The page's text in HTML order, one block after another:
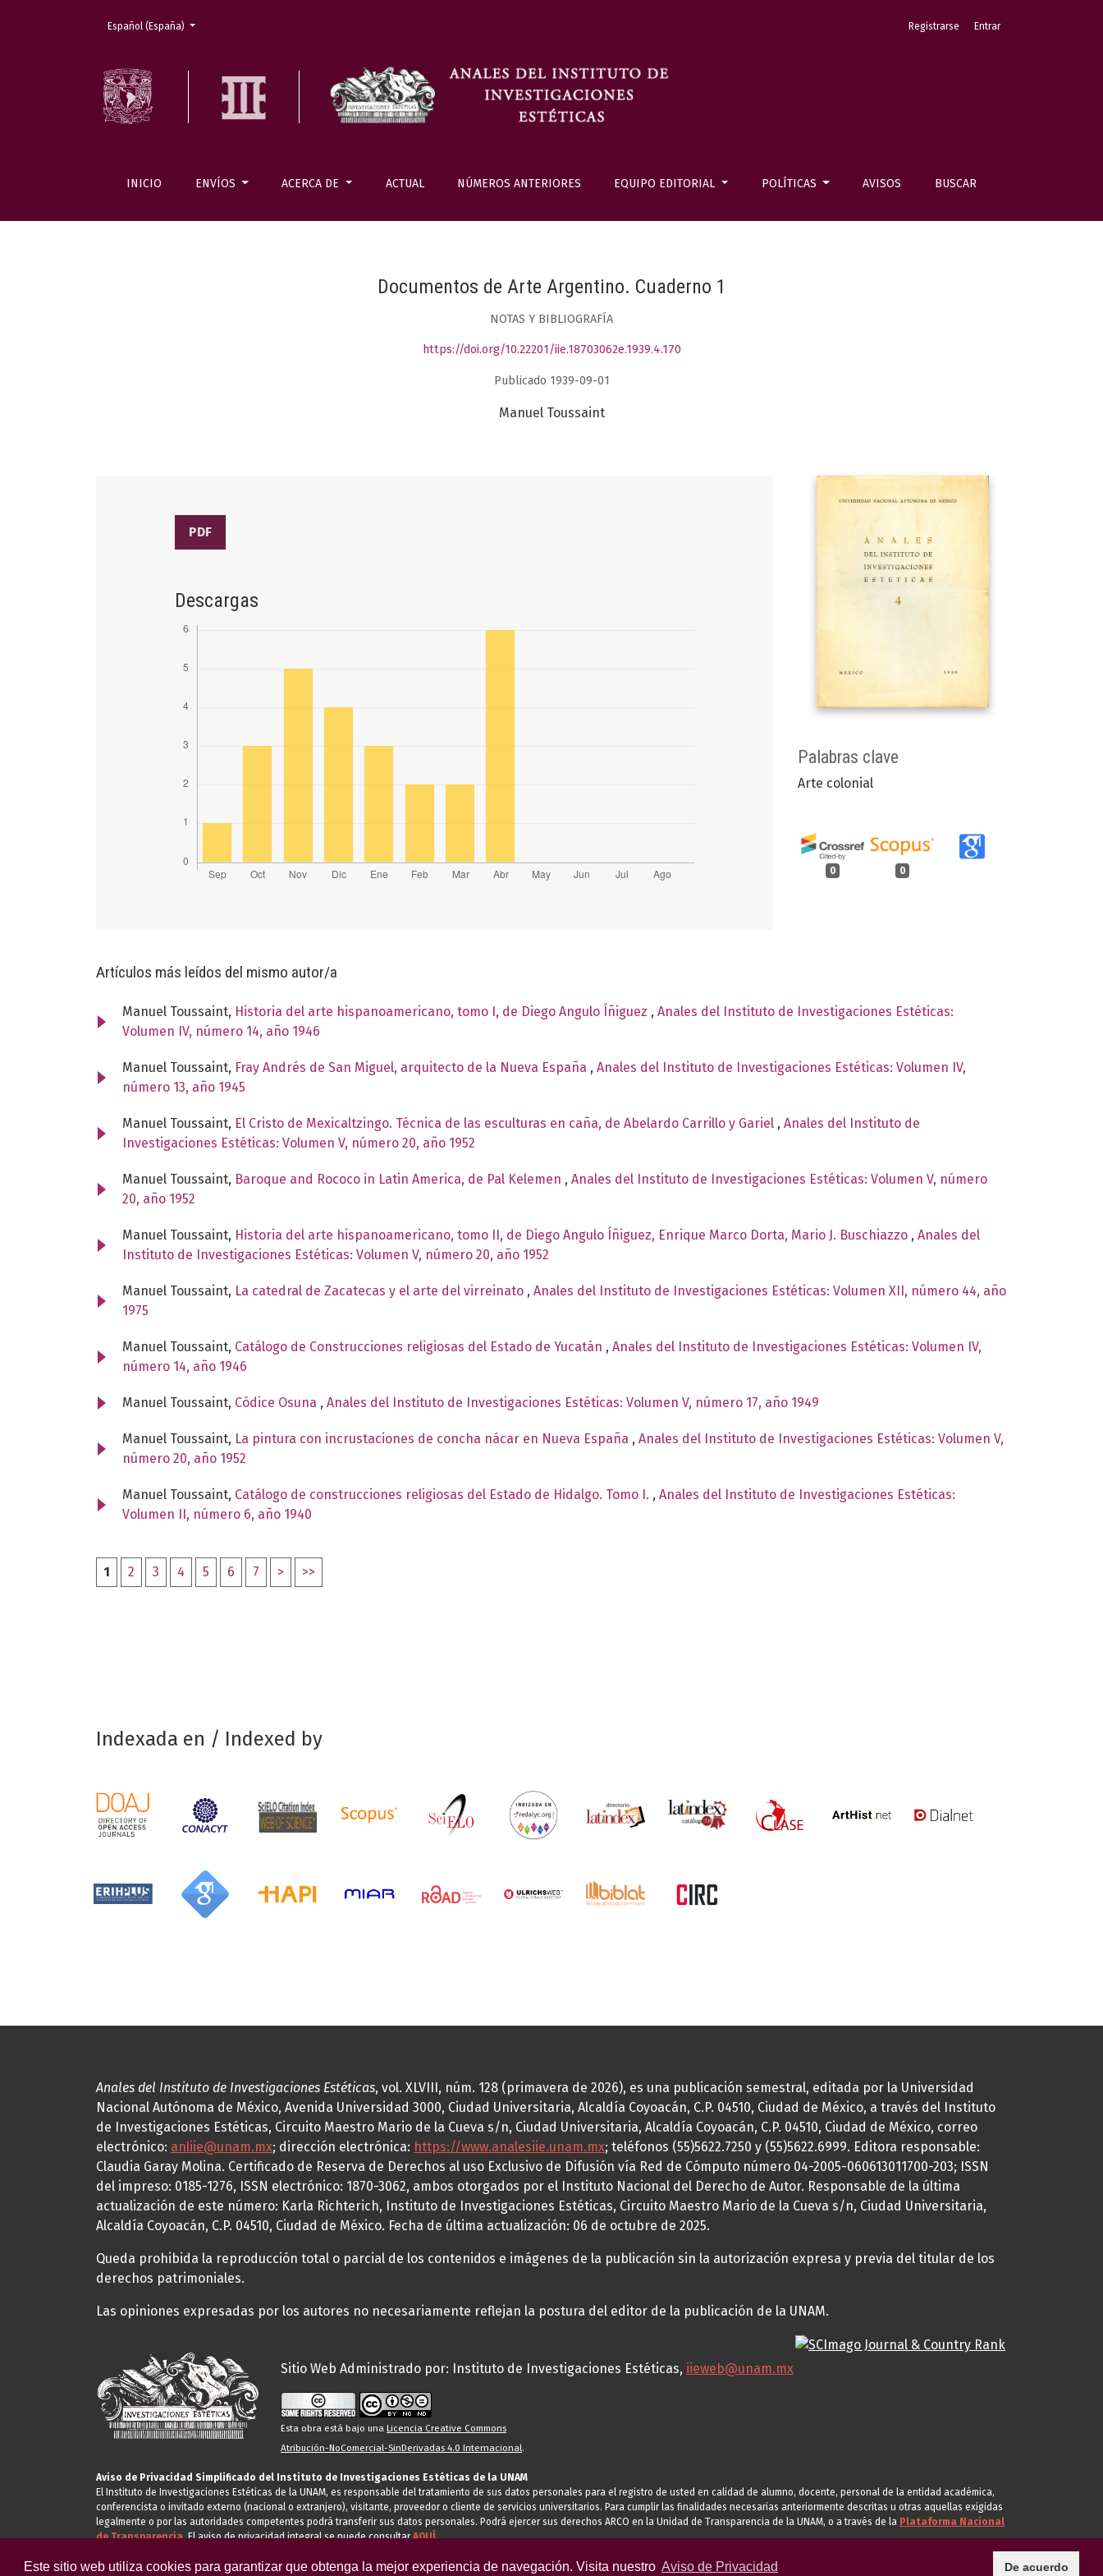
Este sitio web utiliza cookies para garantizar que obtenga la mejor experiencia de navegación. Visita nuestro Aviso de Privacidad De acuerdo
INICIO ENVÍOS ACERCA DE ACTUAL NÚMEROS ANTERIORES EQUIPO EDITORIAL POLÍTICAS AVISOS BUSCAR
Registrarse Entrar
Cambiar el idioma. El actual es:
Español (España)
Documentos de Arte Argentino. Cuaderno 1
NOTAS Y BIBLIOGRAFÍA
https://doi.org/10.22201/iie.18703062e.1939.4.170
Publicado 1939-09-01
Manuel Toussaint
Palabras clave
Arte colonial
0 0
PDF
Descargas
Artículos más leídos del mismo autor/a
Manuel Toussaint, Historia del arte hispanoamericano, tomo I, de Diego Angulo Íñiguez , Anales del Instituto de Investigaciones Estéticas:
Volumen IV, número 14, año 1946
Manuel Toussaint, Fray Andrés de San Miguel, arquitecto de la Nueva España , Anales del Instituto de Investigaciones Estéticas: Volumen IV,
número 13, año 1945
Manuel Toussaint, El Cristo de Mexicaltzingo. Técnica de las esculturas en caña, de Abelardo Carrillo y Gariel , Anales del Instituto de
Investigaciones Estéticas: Volumen V, número 20, año 1952
Manuel Toussaint, Baroque and Rococo in Latin America, de Pal Kelemen , Anales del Instituto de Investigaciones Estéticas: Volumen V, número
20, año 1952
Manuel Toussaint, Historia del arte hispanoamericano, tomo II, de Diego Angulo Íñiguez, Enrique Marco Dorta, Mario J. Buschiazzo , Anales del
Instituto de Investigaciones Estéticas: Volumen V, número 20, año 1952
Manuel Toussaint, La catedral de Zacatecas y el arte del virreinato , Anales del Instituto de Investigaciones Estéticas: Volumen XII, número 44, año
1975
Manuel Toussaint, Catálogo de Construcciones religiosas del Estado de Yucatán , Anales del Instituto de Investigaciones Estéticas: Volumen IV,
número 14, año 1946
Manuel Toussaint, Códice Osuna , Anales del Instituto de Investigaciones Estéticas: Volumen V, número 17, año 1949
Manuel Toussaint, La pintura con incrustaciones de concha nácar en Nueva España , Anales del Instituto de Investigaciones Estéticas: Volumen V,
número 20, año 1952
Manuel Toussaint, Catálogo de construcciones religiosas del Estado de Hidalgo. Tomo I. , Anales del Instituto de Investigaciones Estéticas:
Volumen II, número 6, año 1940
1 2 3 4 5 6 7 > >>
Indexada en / Indexed by
Anales del Instituto de Investigaciones Estéticas, vol. XLVIII, núm. 128 (primavera de 2026), es una publicación semestral, editada por la Universidad
Nacional Autónoma de México, Avenida Universidad 3000, Ciudad Universitaria, Alcaldía Coyoacán, C.P. 04510, Ciudad de México, a través del Instituto
de Investigaciones Estéticas, Circuito Maestro Mario de la Cueva s/n, Ciudad Universitaria, Alcaldía Coyoacán, C.P. 04510, Ciudad de México, correo
electrónico: anliie@unam.mx; dirección electrónica: https://www.analesiie.unam.mx; teléfonos (55)5622.7250 y (55)5622.6999. Editora responsable:
Claudia Garay Molina. Certificado de Reserva de Derechos al uso Exclusivo de Difusión vía Red de Cómputo número 04-2005-060613011700-203; ISSN
del impreso: 0185-1276, ISSN electrónico: 1870-3062, ambos otorgados por el Instituto Nacional del Derecho de Autor. Responsable de la última
actualización de este número: Karla Richterich, Instituto de Investigaciones Estéticas, Circuito Maestro Mario de la Cueva s/n, Ciudad Universitaria,
Alcaldía Coyoacán, C.P. 04510, Ciudad de México. Fecha de última actualización: 06 de octubre de 2025.
Queda prohibida la reproducción total o parcial de los contenidos e imágenes de la publicación sin la autorización expresa y previa del titular de los
derechos patrimoniales.
Las opiniones expresadas por los autores no necesariamente reflejan la postura del editor de la publicación de la UNAM.
Sitio Web Administrado por: Instituto de Investigaciones Estéticas, iieweb@unam.mx
Esta obra está bajo una Licencia Creative Commons
Atribución-NoComercial-SinDerivadas 4.0 Internacional.
Aviso de Privacidad Simplificado del Instituto de Investigaciones Estéticas de la UNAM
El Instituto de Investigaciones Estéticas de la UNAM, es responsable del tratamiento de sus datos personales para el registro de usted en calidad de alumno, docente, personal de la entidad académica,
conferencista o invitado externo (nacional o extranjero), visitante, proveedor o cliente de servicios universitarios. Para cumplir las finalidades necesarias anteriormente descritas u otras aquellas exigidas
legalmente o por las autoridades competentes podrá transferir sus datos personales. Podrá ejercer sus derechos ARCO en la Unidad de Transparencia de la UNAM, o a través de la Plataforma Nacional
de Transparencia.El aviso de privacidad integral se puede consultarAQUÍ